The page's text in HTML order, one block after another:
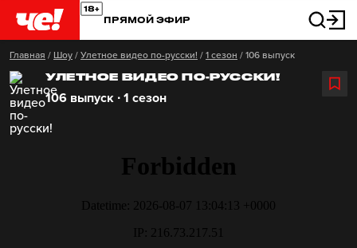
ПРЯМОЙ ЭФИР
Главная / Шоу / Улетное видео по-русски! / 1 сезон / 106 выпуск
УЛЕТНОЕ ВИДЕО ПО-РУССКИ!
106 выпуск ∙ 1 сезон